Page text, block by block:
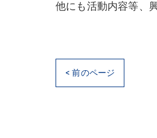
他にも活動内容等、
< 前のページ